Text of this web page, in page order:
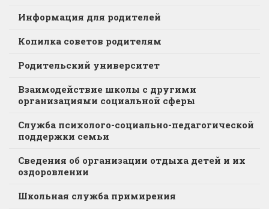
Информация для родителей
Копилка советов родителям
Родительский университет
Взаимодействие школы с другими
организациями социальной сферы
Служба психолого-социально-педагогической
поддержки семьи
Сведения об организации отдыха детей и их
оздоровлении
Школьная служба примирения